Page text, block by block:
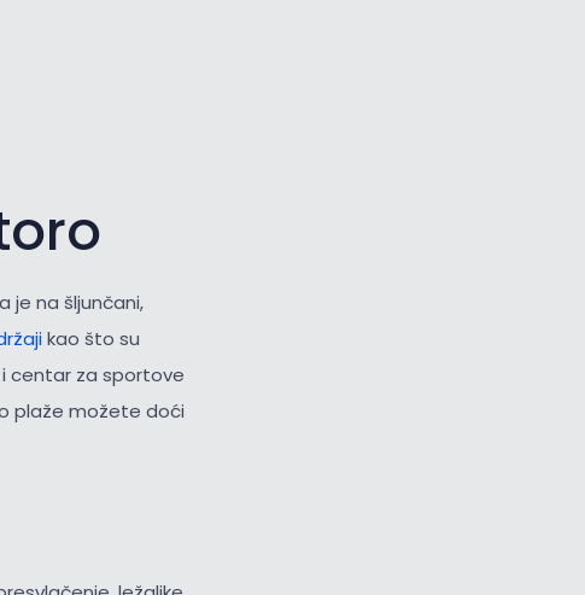
je na šljunčani,
kao što su
centar za sportove
plaže možete doći